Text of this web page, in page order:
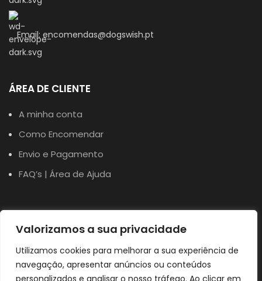
Valorizamos a sua privacidade
Utilizamos cookies para melhorar a sua experiência de
navegação, apresentar anúncios ou conteúdos
personalizados e analisar o nosso tráfego. Ao clicar em
Email: encomendas@dogswish.pt
ÁREA DE CLIENTE
A minha conta
Como Encomendar
Envio e Pagamento
FAQ’s | Área de Ajuda
Política de Cookies